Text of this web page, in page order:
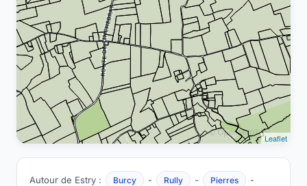
Leaflet
Autour de Estry : Burcy - Rully - Pierres -